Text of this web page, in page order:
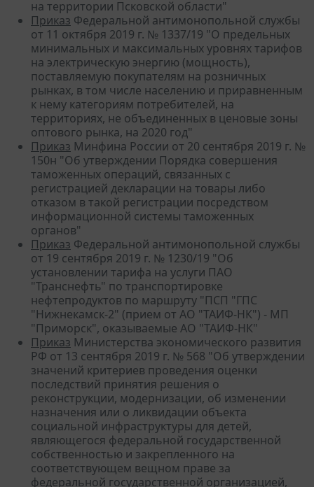
на территории Псковской области"
Приказ Федеральной антимонопольной службы
от 11 октября 2019 г. № 1337/19 "О предельных
минимальных и максимальных уровнях тарифов
на электрическую энергию (мощность),
поставляемую покупателям на розничных
рынках, в том числе населению и приравненным
к нему категориям потребителей, на
территориях, не объединенных в ценовые зоны
оптового рынка, на 2020 год"
Приказ Минфина России от 20 сентября 2019 г. №
150н "Об утверждении Порядка совершения
таможенных операций, связанных с
регистрацией декларации на товары либо
отказом в такой регистрации посредством
информационной системы таможенных
органов"
Приказ Федеральной антимонопольной службы
от 19 сентября 2019 г. № 1230/19 "Об
установлении тарифа на услуги ПАО
"Транснефть" по транспортировке
нефтепродуктов по маршруту "ПСП "ГПС
"Нижнекамск-2" (прием от АО "ТАИФ-НК") - МП
"Приморск", оказываемые АО "ТАИФ-НК"
Приказ Министерства экономического развития
РФ от 13 сентября 2019 г. № 568 "Об утверждении
значений критериев проведения оценки
последствий принятия решения о
реконструкции, модернизации, об изменении
назначения или о ликвидации объекта
социальной инфраструктуры для детей,
являющегося федеральной государственной
собственностью и закрепленного на
соответствующем вещном праве за
федеральной государственной организацией,